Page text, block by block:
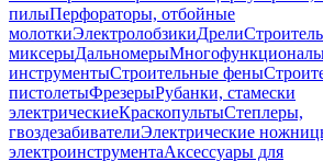
пилыПерфораторы, отбойные
молоткиЭлектролобзикиДрели
миксерыДальномеры
инструментыСтроительные фены
пистолетыФрезерыРубанки, стамески
электрическиеКраскопультыСтеплеры,
гвоздезабивателиЭлектрические
электроинструментаАксессуары для